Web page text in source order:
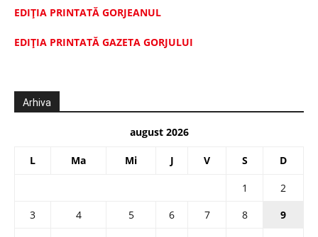
EDIȚIA PRINTATĂ GORJEANUL
EDIŢIA PRINTATĂ GAZETA GORJULUI
Arhiva
august 2026
L Ma Mi J V S D
1
2
3
4 5 6 7 8
9